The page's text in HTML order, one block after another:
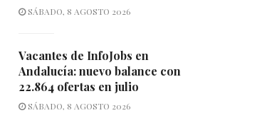
SÁBADO, 8 AGOSTO 2026
Vacantes de InfoJobs en
Andalucía: nuevo balance con
22.864 ofertas en julio
SÁBADO, 8 AGOSTO 2026